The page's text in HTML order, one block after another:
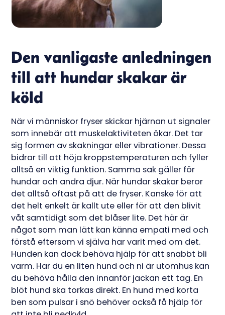
Den vanligaste anledningen
till att hundar skakar är
köld
När vi människor fryser skickar hjärnan ut signaler
som innebär att muskelaktiviteten ökar. Det tar
sig formen av skakningar eller vibrationer. Dessa
bidrar till att höja kroppstemperaturen och fyller
alltså en viktig funktion. Samma sak gäller för
hundar och andra djur. När hundar skakar beror
det alltså oftast på att de fryser. Kanske för att
det helt enkelt är kallt ute eller för att den blivit
våt samtidigt som det blåser lite. Det här är
något som man lätt kan känna empati med och
förstå eftersom vi själva har varit med om det.
Hunden kan dock behöva hjälp för att snabbt bli
varm. Har du en liten hund och ni är utomhus kan
du behöva hålla den innanför jackan ett tag. En
blöt hund ska torkas direkt. En hund med korta
ben som pulsar i snö behöver också få hjälp för